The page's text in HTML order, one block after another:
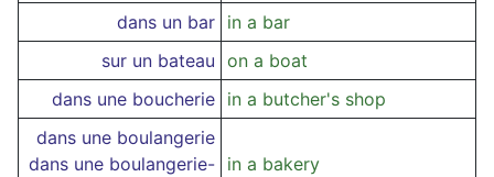
dans un bar in a bar
sur un bateau on a boat
dans une boucherie in a butcher's shop
dans une boulangerie
dans une boulangerie- in a bakery